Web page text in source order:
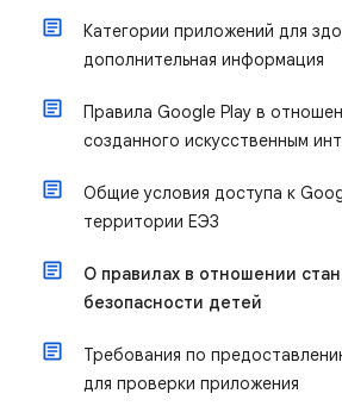
Категории приложений для
дополнительная информация
Правила Google Play в
созданного искусственным
Общие условия доступа к
территории ЕЭЗ
О правилах в отношении
безопасности детей
Требования по
для проверки приложения